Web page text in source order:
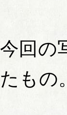
今回の
たもの。